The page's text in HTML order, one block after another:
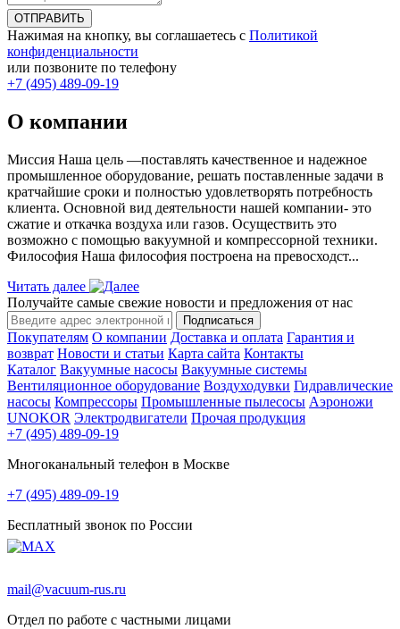
ОТПРАВИТЬ
Нажимая на кнопку, вы соглашаетесь с Политикой
конфиденциальности
или позвоните по телефону
+7 (495) 489-09-19
О компании
Миссия Наша цель ―поставлять качественное и надежное
промышленное оборудование, решать поставленные задачи в
кратчайшие сроки и полностью удовлетворять потребность
клиента. Основной вид деятельности нашей компании- это
сжатие и откачка воздуха или газов. Осуществить это
возможно с помощью вакуумной и компрессорной техники.
Философия Наша философия построена на превосходст...
Читать далее
Получайте самые свежие новости и предложения от нас
Подписаться
Покупателям О компании Доставка и оплата Гарантия и
возврат Новости и статьи Карта сайта Контакты
Каталог Вакуумные насосы Вакуумные системы
Вентиляционное оборудование Воздуходувки Гидравлические
насосы Компрессоры Промышленные пылесосы Аэроножи
UNOKOR Электродвигатели Прочая продукция
+7 (495) 489-09-19
Многоканальный телефон в Москве
+7 (495) 489-09-19
Бесплатный звонок по России
mail@vacuum-rus.ru
Отдел по работе с частными лицами